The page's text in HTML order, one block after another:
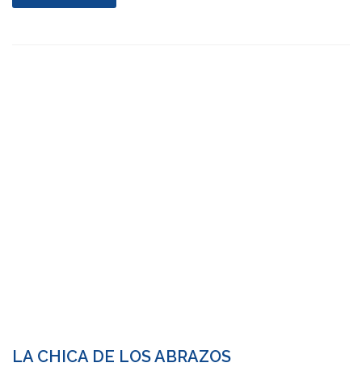
LA CHICA DE LOS ABRAZOS